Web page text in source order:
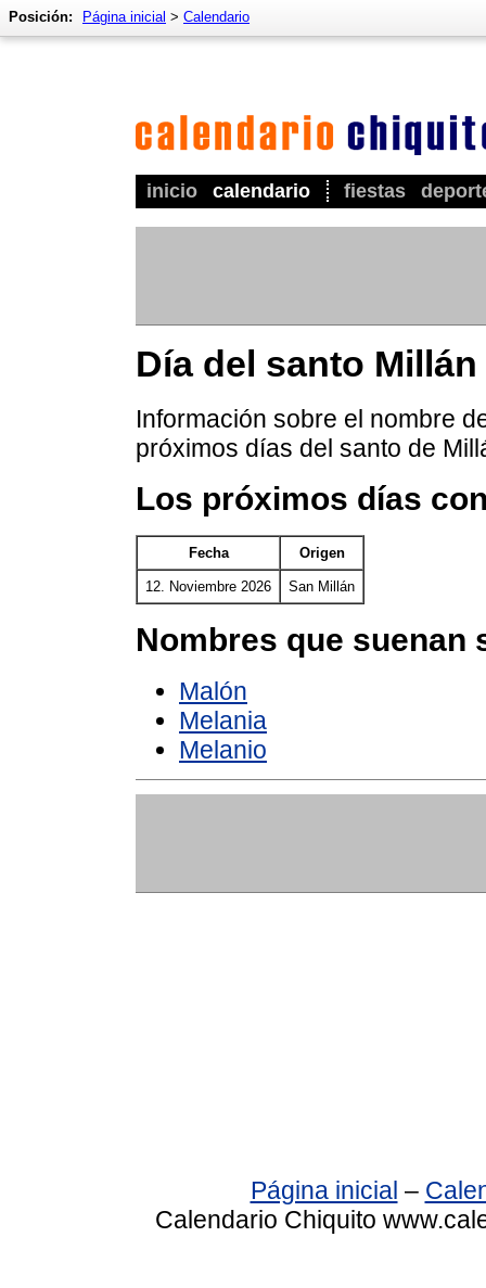
inicio calendario fiestas
Posición: Página inicial > Calendario
Día del santo Millán
Información sobre el nombre
próximos días del santo de
Los próximos días
Fecha Origen
12. Noviembre 2026 San Millán
Nombres que suenan
Malón
Melania
Melanio
Página inicial –
Calendario Chiquito